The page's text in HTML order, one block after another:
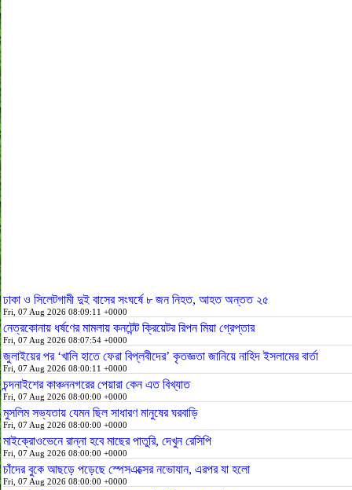
ঢাকা ও সিলেটগামী দুই বাসের সংঘর্ষে ৮ জন নিহত, আহত অন্তত ২৫
Fri, 07 Aug 2026 08:09:11 +0000
নেত্রকোনায় ধর্ষণের মামলায় কনটেন্ট ক্রিয়েটর রিপন মিয়া গ্রেপ্তার
Fri, 07 Aug 2026 08:07:54 +0000
জুলাইয়ের পর ‘খালি হাতে ফেরা বিপ্লবীদের’ কৃতজ্ঞতা জানিয়ে নাহিদ ইসলামের বার্তা
Fri, 07 Aug 2026 08:00:11 +0000
চন্দনাইশের কাঞ্চননগরের পেয়ারা কেন এত বিখ্যাত
Fri, 07 Aug 2026 08:00:00 +0000
মুসলিম সভ্যতায় যেমন ছিল সাধারণ মানুষের ঘরবাড়ি
Fri, 07 Aug 2026 08:00:00 +0000
মাইক্রোওভেনে রান্না হবে মাছের পাতুরি, দেখুন রেসিপি
Fri, 07 Aug 2026 08:00:00 +0000
চাঁদের বুকে আছড়ে পড়েছে স্পেসএক্সের নভোযান, এরপর যা হলো
Fri, 07 Aug 2026 08:00:00 +0000